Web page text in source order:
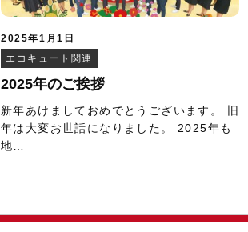
2025年1月1日
エコキュート関連
2025年のご挨拶
新年あけましておめでとうございます。 旧
年は大変お世話になりました。 2025年も
地…